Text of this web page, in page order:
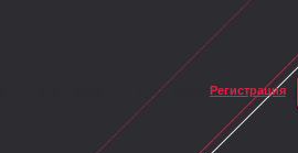
Регистрация